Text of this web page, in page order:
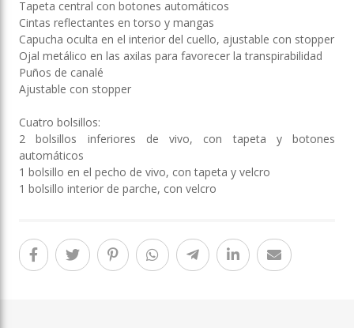
Tapeta central con botones automáticos
Cintas reflectantes en torso y mangas
Capucha oculta en el interior del cuello, ajustable con stopper
Ojal metálico en las axilas para favorecer la transpirabilidad
Puños de canalé
Ajustable con stopper
Cuatro bolsillos:
2 bolsillos inferiores de vivo, con tapeta y botones
automáticos
1 bolsillo en el pecho de vivo, con tapeta y velcro
1 bolsillo interior de parche, con velcro